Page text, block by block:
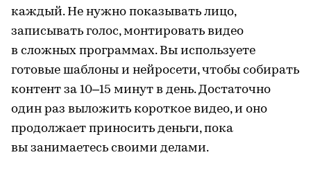
каждый. Не нужно показывать лицо,
записывать голос, монтировать видео
в сложных программах. Вы используете
готовые шаблоны и нейросети, чтобы собирать
контент за 10–15 минут в день. Достаточно
один раз выложить короткое видео, и оно
продолжает приносить деньги, пока
вы занимаетесь своими делами.